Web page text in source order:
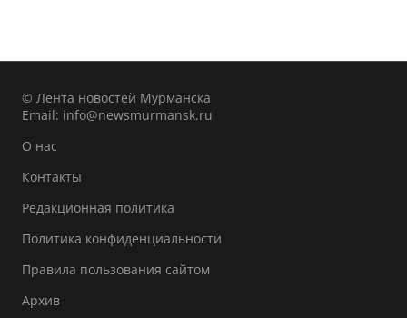
© Лента новостей Мурманска
Email: info@newsmurmansk.ru
О нас
Контакты
Редакционная политика
Политика конфиденциальности
Правила пользования сайтом
Архив